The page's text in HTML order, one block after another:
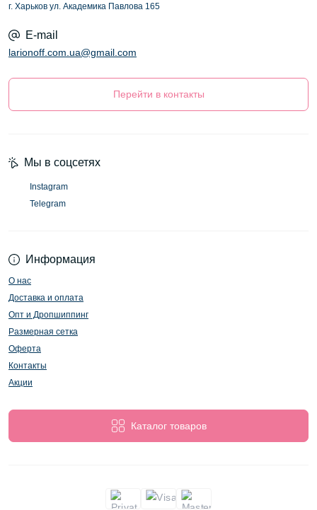
г. Харьков ул. Академика Павлова 165
E-mail
larionoff.com.ua@gmail.com
Перейти в контакты
Информация
О нас
Доставка и оплата
Опт и Дропшиппинг
Размерная сетка
Оферта
Контакты
Акции
Каталог товаров
Мы в соцсетях
Instagram
Telegram